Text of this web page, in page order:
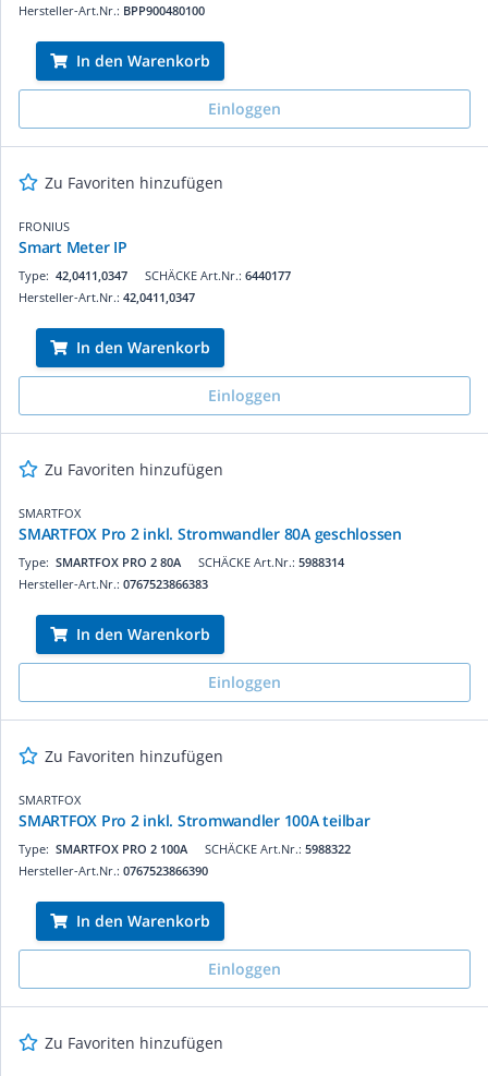
Hersteller-Art.Nr.: BPP900480100
In den Warenkorb
Einloggen
Zu Favoriten hinzufügen
FRONIUS
Smart Meter IP
SCHÄCKE Art.Nr.: 6440177
Type: 42,0411,0347
Hersteller-Art.Nr.: 42,0411,0347
In den Warenkorb
Einloggen
Zu Favoriten hinzufügen
SMARTFOX
SMARTFOX Pro 2 inkl. Stromwandler 80A geschlossen
SCHÄCKE Art.Nr.: 5988314
Type: SMARTFOX PRO 2 80A
Hersteller-Art.Nr.: 0767523866383
In den Warenkorb
Einloggen
Zu Favoriten hinzufügen
SMARTFOX
SMARTFOX Pro 2 inkl. Stromwandler 100A teilbar
SCHÄCKE Art.Nr.: 5988322
Type: SMARTFOX PRO 2 100A
Hersteller-Art.Nr.: 0767523866390
In den Warenkorb
Einloggen
Zu Favoriten hinzufügen